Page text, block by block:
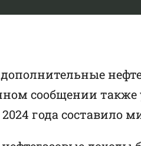
сообщении
года составило